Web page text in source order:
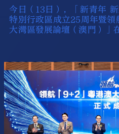
今日（13日），「新青年
特別行政區成立25周年暨
大灣區發展論壇（澳門）」
區民政及青年事務局副局
展的重要生力軍。他稱，香
搭台搭梯，為他們成長成才
們積極參與灣區建設，成為
和「高質量發展」的中堅力